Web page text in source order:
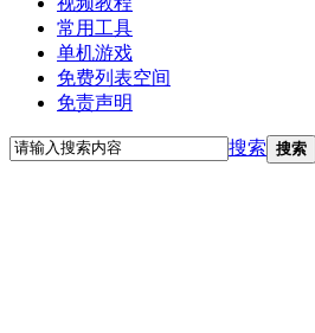
常用工具
单机游戏
免费列表空间
免责声明
搜索 搜索